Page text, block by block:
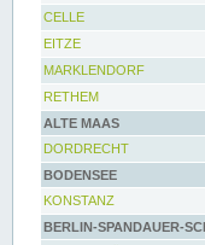
CELLE
EITZE
MARKLENDORF
RETHEM
ALTE MAAS
DORDRECHT
BODENSEE
KONSTANZ
BERLIN-SPANDAUER-